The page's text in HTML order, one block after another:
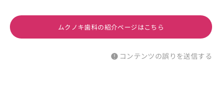
ムクノキ歯科の紹介ページはこちら
コンテンツの誤りを送信する